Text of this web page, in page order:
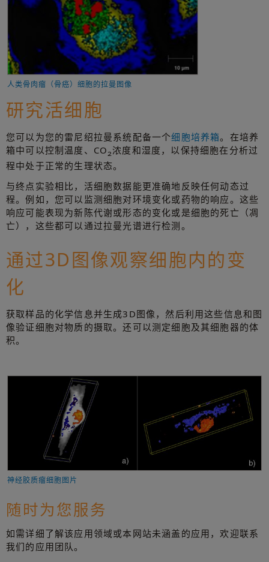
人类骨肉瘤（骨癌）细胞的拉曼图像
研究活细胞
您可以为您的雷尼绍拉曼系统配备一个细胞培养箱。在培养
箱中可以控制温度、CO2浓度和湿度，以保持细胞在分析过
程中处于正常的生理状态。
与终点实验相比，活细胞数据能更准确地反映任何动态过
程。例如，您可以监测细胞对环境变化或药物的响应。这些
响应可能表现为新陈代谢或形态的变化或是细胞的死亡（凋
亡），这些都可以通过拉曼光谱进行检测。
通过3D图像观察细胞内的变
化
获取样品的化学信息并生成3D图像，然后利用这些信息和图
像验证细胞对物质的摄取。还可以测定细胞及其细胞器的体
积。
神经胶质瘤细胞图片
随时为您服务
如需详细了解该应用领域或本网站未涵盖的应用，欢迎联系
我们的应用团队。